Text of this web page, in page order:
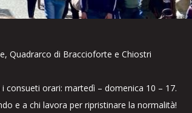
Quadrarco di Braccioforte e Chiostri
consueti orari: martedì – domenica 10 – 17.
e a chi lavora per ripristinare la normalità!